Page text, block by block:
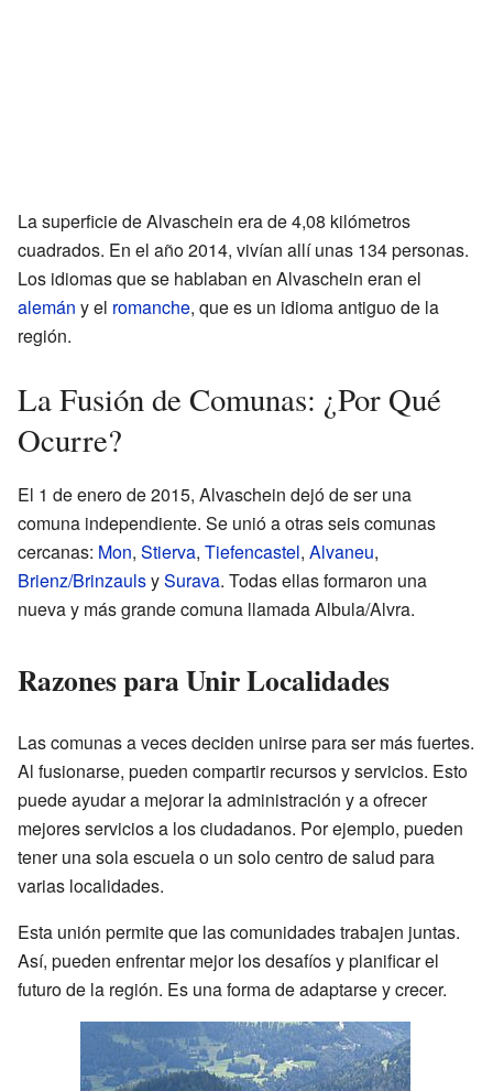
La superficie de Alvaschein era de 4,08 kilómetros
cuadrados. En el año 2014, vivían allí unas 134 personas.
Los idiomas que se hablaban en Alvaschein eran el
alemán y el romanche, que es un idioma antiguo de la
región.
La Fusión de Comunas: ¿Por Qué
Ocurre?
El 1 de enero de 2015, Alvaschein dejó de ser una
comuna independiente. Se unió a otras seis comunas
cercanas: Mon, Stierva, Tiefencastel, Alvaneu,
Brienz/BrinzaulsySurava. Todas ellas formaron una
nueva y más grande comuna llamada Albula/Alvra.
Razones para Unir Localidades
Las comunas a veces deciden unirse para ser más fuertes.
Al fusionarse, pueden compartir recursos y servicios. Esto
puede ayudar a mejorar la administración y a ofrecer
mejores servicios a los ciudadanos. Por ejemplo, pueden
tener una sola escuela o un solo centro de salud para
varias localidades.
Esta unión permite que las comunidades trabajen juntas.
Así, pueden enfrentar mejor los desafíos y planificar el
futuro de la región. Es una forma de adaptarse y crecer.